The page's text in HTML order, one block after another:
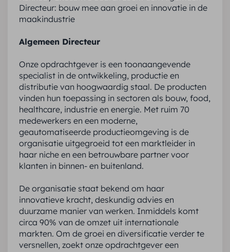
Directeur: bouw mee aan groei en innovatie in de
maakindustrie
Algemeen Directeur
Onze opdrachtgever is een toonaangevende
specialist in de ontwikkeling, productie en
distributie van hoogwaardig staal. De producten
vinden hun toepassing in sectoren als bouw, food,
healthcare, industrie en energie. Met ruim 70
medewerkers en een moderne,
geautomatiseerde productieomgeving is de
organisatie uitgegroeid tot een marktleider in
haar niche en een betrouwbare partner voor
klanten in binnen- en buitenland.
De organisatie staat bekend om haar
innovatieve kracht, deskundig advies en
duurzame manier van werken. Inmiddels komt
circa 90% van de omzet uit internationale
markten. Om de groei en diversificatie verder te
versnellen, zoekt onze opdrachtgever een